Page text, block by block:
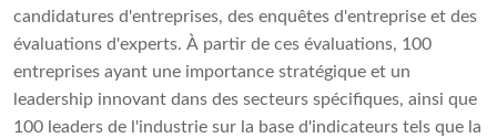
candidatures d'entreprises, des enquêtes d'entreprise et des
évaluations d'experts. À partir de ces évaluations, 100
entreprises ayant une importance stratégique et un
leadership innovant dans des secteurs spécifiques, ainsi que
100 leaders de l'industrie sur la base d'indicateurs tels que la